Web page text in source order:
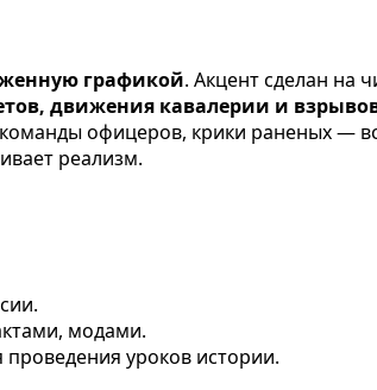
графикой. Акцент сделан на
движения кавалерии и
офицеров, крики раненых —
реализм.
модами.
проведения уроков истории.